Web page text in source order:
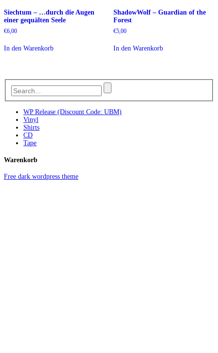
Siechtum – …durch die Augen
einer gequälten Seele
€6,00
In den Warenkorb
ShadowWolf – Guardian of the
Forest
€5,00
In den Warenkorb
WP Release (Discount Code: UBM)
Vinyl
Shirts
CD
Tape
Warenkorb
Free dark wordpress theme